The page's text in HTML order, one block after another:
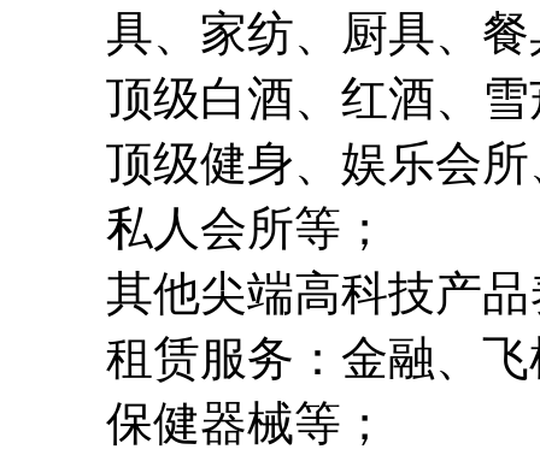
具、家纺、厨具、
顶级白酒、红酒、
顶级健身、娱乐会
私人会所等；
其他尖端高科技产
租赁服务：金融、
保健器械等；